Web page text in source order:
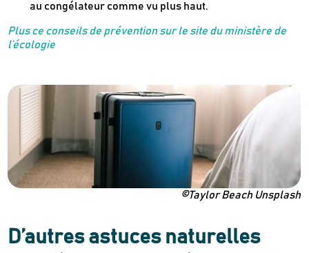
au congélateur comme vu plus haut.
Plus ce conseils de prévention sur le site du ministère de
l’écologie
©Taylor Beach Unsplash
D’autres astuces naturelles